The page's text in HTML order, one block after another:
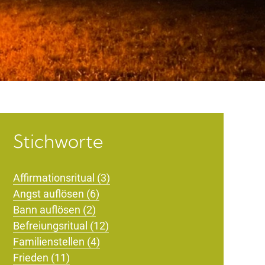
Stichworte
Affirmationsritual (3)
Angst auflösen (6)
Bann auflösen (2)
Befreiungsritual (12)
Familienstellen (4)
Frieden (11)